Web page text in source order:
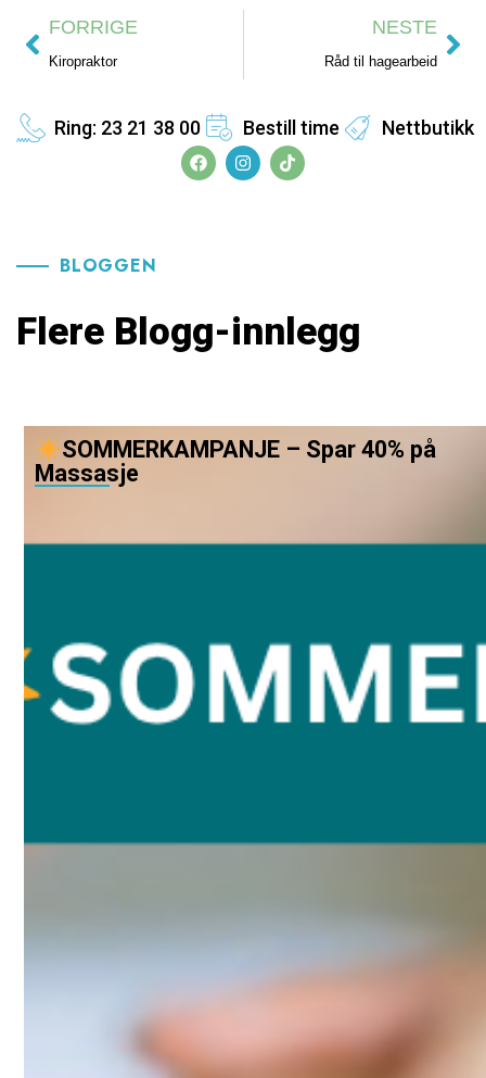
FORRIGE
Kiropraktor
NESTE
Råd til hagearbeid
Ring: 23 21 38 00 Bestill time Nettbutikk
BLOGGEN
Flere Blogg-innlegg
SOMMERKAMPANJE – Spar 40% på
Massasje